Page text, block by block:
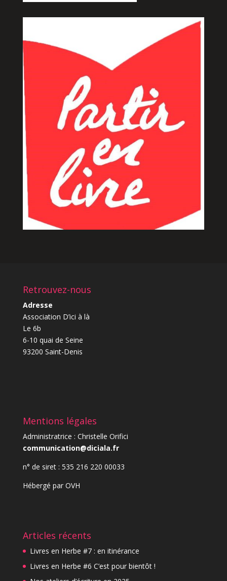
Retrouvez-nous
Adresse
Association D’ici à là
Le 6b
6-10 quai de Seine
93200 Saint-Denis
Mentions légales
Administratrice : Christelle Orifici
communication@diciala.fr
n° de siret : 535 216 220 00033
Hébergé par OVH
Articles récents
Livres en Herbe #7 : en itinérance
Livres en Herbe #6 C’est pour bientôt !